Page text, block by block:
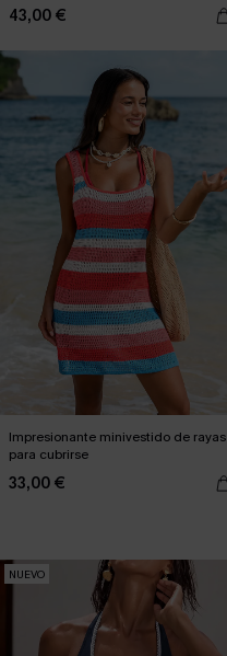
43,00 €
Impresionante minivestido de rayas
para cubrirse
33,00 €
NUEVO